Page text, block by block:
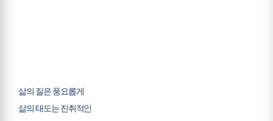
삶의 질은 풍요롭게
삶의 태도는 진취적인